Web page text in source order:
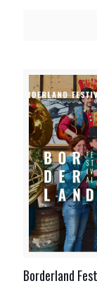
Borderland